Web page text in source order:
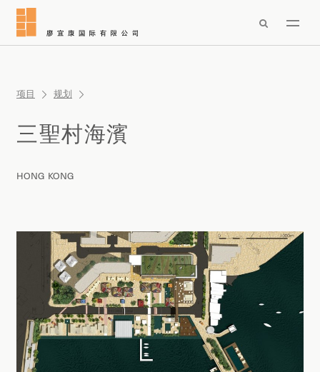

项目 规划
三聖村海濱
HONG KONG